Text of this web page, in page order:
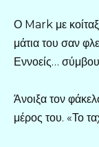
Ο Mark με
μάτια του σαν
Εννοείς…
Άνοιξα τον
μέρος του. «Το